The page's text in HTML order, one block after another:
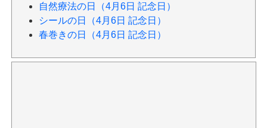
自然療法の日（4月6日 記念日）
シールの日（4月6日 記念日）
春巻きの日（4月6日 記念日）